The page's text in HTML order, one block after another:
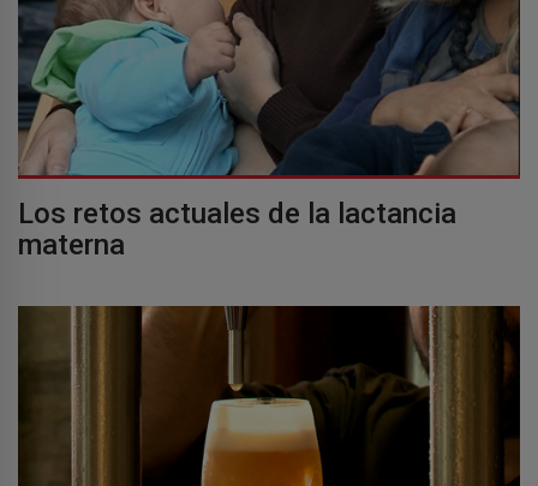
Los retos actuales de la lactancia
materna